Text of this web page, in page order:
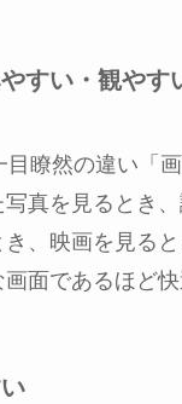
すい・観やす
目瞭然の違い「
真を見るとき
、映画を見る
面であるほど快